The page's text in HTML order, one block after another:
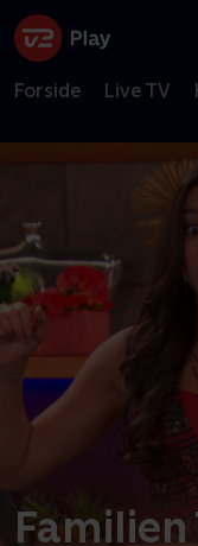
Forside Live TV